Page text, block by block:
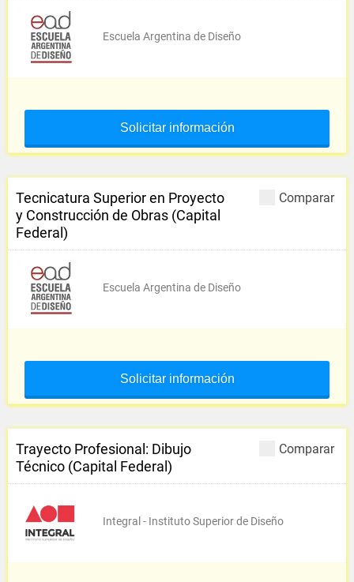
Escuela Argentina de Diseño
Solicitar información
Comparar
Tecnicatura Superior en Proyecto
y Construcción de Obras (Capital
Federal)
Escuela Argentina de Diseño
Solicitar información
Comparar
Trayecto Profesional: Dibujo
Técnico (Capital Federal)
Integral - Instituto Superior de Diseño